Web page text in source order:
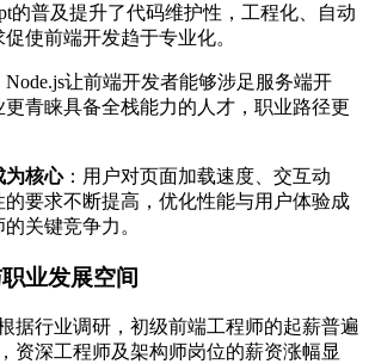
的普及提升了代码维护性，工程化、自动
使前端开发趋于专业化。
Node.js让前端开发者能够涉足服务端开
更青睐具备全栈能力的人才，职业路径更
为核心：用户对页面加载速度、交互动
的要求不断提高，优化性能与用户体验成
关键竞争力。
业发展空间
根据行业调研，初级前端工程师的起薪普遍
资深工程师及架构师岗位的薪资涨幅显